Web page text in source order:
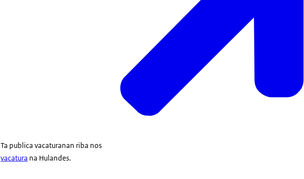
Ta publica vacaturanan riba nos
vacatura na Hulandes.